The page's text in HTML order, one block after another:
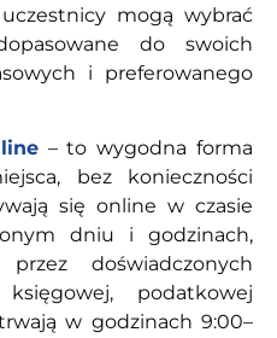
mogą wybrać
do swoich
i preferowanego
– to wygodna forma
bez konieczności
się online w czasie
dniu i godzinach,
doświadczonych
podatkowej
w godzinach 9:00–